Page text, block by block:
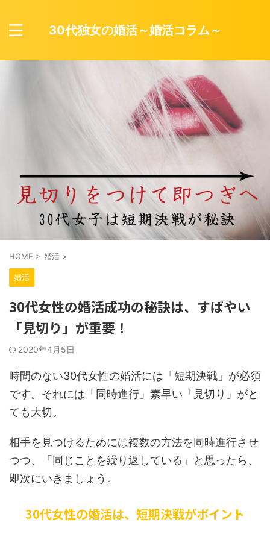
30代独女の婚活～婚活コラム～
HOME > 婚活 >
婚活
30代女性の婚活成功の秘訣は、すばやい
「見切り」が重要！
2020年4月5日
時間のない30代女性の婚活には「短期決戦」が必須
です。それには「同時進行」素早い「見切り」がと
ても大切。
相手を見つけるためには複数の方法を同時進行させ
つつ、「同じことを繰り返している」と思ったら、
即次にいきましょう。
30代女性の婚活は、短期決戦がポイント